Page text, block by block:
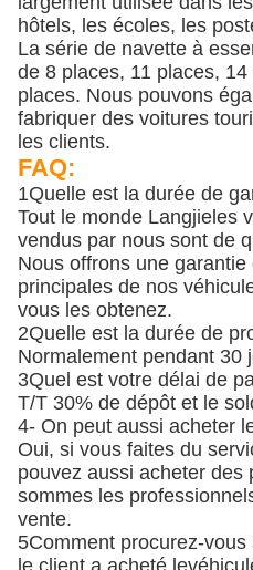
hôtels, les écoles, les
La série de navette à
de 8 places, 11 places,
places. Nous pouvons
fabriquer des voitures
les clients.
FAQ:
1Quelle est la durée de
Tout le monde Langjie les
vendus par nous sont de
Nous offrons une
principales de nos
vous les obtenez.
2Quelle est la durée de
Normalement pendant 30
3Quel est votre délai de
T/T 30% de dépôt et le
4- On peut aussi acheter
Oui, si vous faites du
pouvez aussi acheter des
sommes les
vente.
5Comment procurez-
le client a acheté le